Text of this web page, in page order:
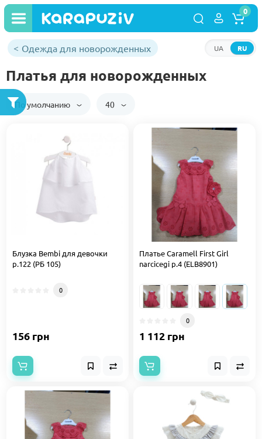
RU
UA
0
Одежда для новорожденных
Платья для новорожденных
По умолчанию 40
Блузка Bembi для девочки
р.122 (РБ 105)
0
156 грн
Платье Caramell First Girl
narcicegi р.4 (ELB8901)
0
1 112 грн